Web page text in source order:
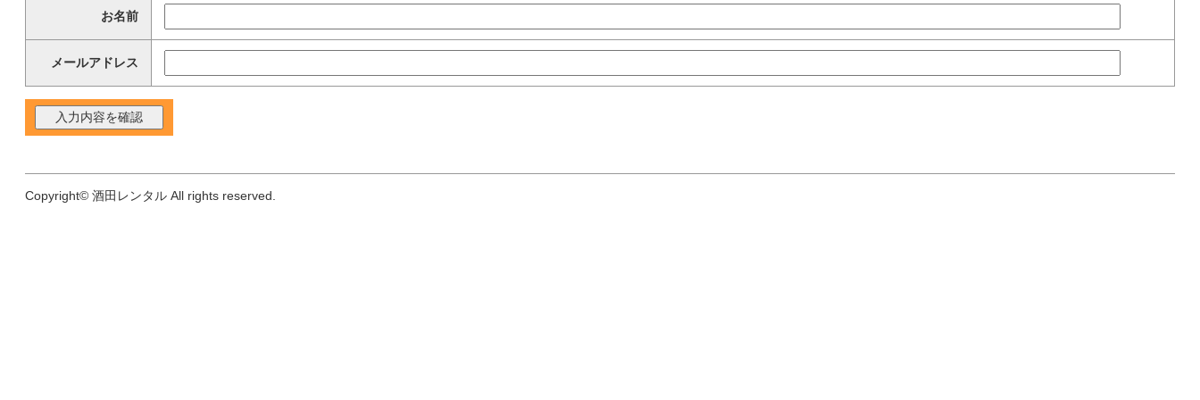
お名前
メールアドレス
Copyright© 酒田レンタル All rights reserved.